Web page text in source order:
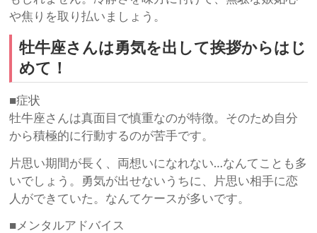
や焦りを取り払いましょう。
牡牛座さんは勇気を出して挨拶からはじ
めて！
■症状
牡牛座さんは真面目で慎重なのが特徴。そのため自分
から積極的に行動するのが苦手です。
片思い期間が長く、両想いになれない…なんてことも多
いでしょう。勇気が出せないうちに、片思い相手に恋
人ができていた。なんてケースが多いです。
■メンタルアドバイス